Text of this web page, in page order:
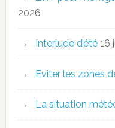
2026
Interlude d’été 16
Eviter les zones
La situation